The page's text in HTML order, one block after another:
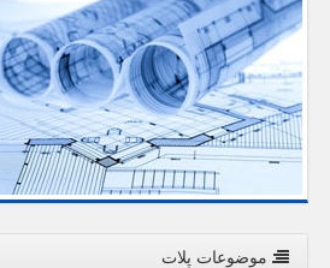
موضوعات پلات